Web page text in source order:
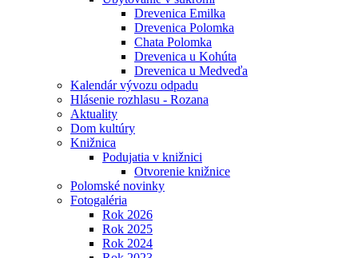
Drevenica Emilka
Drevenica Polomka
Chata Polomka
Drevenica u Kohúta
Drevenica u Medveďa
Kalendár vývozu odpadu
Hlásenie rozhlasu - Rozana
Aktuality
Dom kultúry
Knižnica
Podujatia v knižnici
Otvorenie knižnice
Polomské novinky
Fotogaléria
Rok 2026
Rok 2025
Rok 2024